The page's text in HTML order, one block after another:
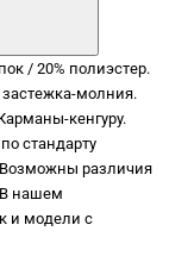
/ 20% полиэстер.
молния.
кенгуру.
стандарту
Возможны различия
В нашем
и модели с